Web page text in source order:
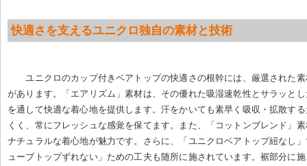
快適さを支えるユニクロ独自の素材と技術
ユニクロのカップ付きベアトップの快適さの根幹には、厳選された
があります。「エアリズム」素材は、その優れた吸湿速乾性とサラッと
を通して快適な着心地を提供します。汗をかいても素早く吸収・拡散す
くく、常にフレッシュな感覚を保てます。また、「コットンブレンド」
ナチュラルな着心地が魅力です。さらに、「ユニクロベアトップ紐なし
ューブトップずれない」ための工夫も随所に施されています。裾部分に